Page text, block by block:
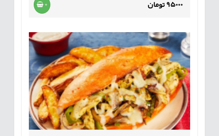
95000 تومان +